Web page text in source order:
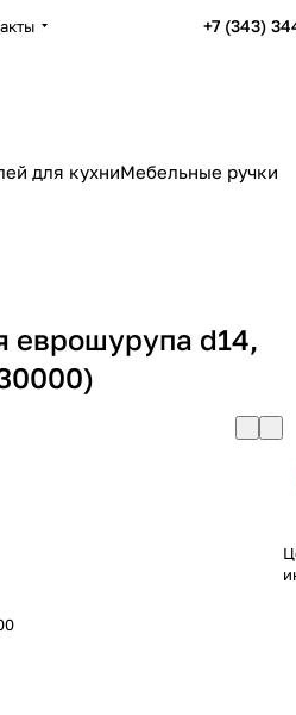
+7 (343)
для кухниМебельные ручки
еврошурупа d14,